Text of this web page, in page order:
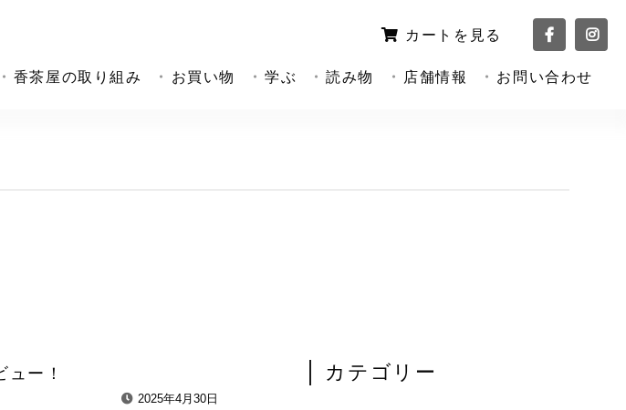
カートを見る
香茶屋の取り組み お買い物 学ぶ 読み物 店舗情報 お問い合わせ
ー！
2025年4月30日
カテゴリー